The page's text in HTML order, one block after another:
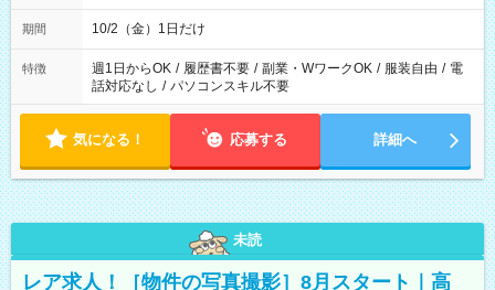
期間 10/2（金）1日だけ
特徴 週1日からOK / 履歴書不要 / 副業・WワークOK / 服装自由 / 電
話対応なし / パソコンスキル不要
気になる！ 応募する 詳細へ
未読
レア求人！［物件の写真撮影］8月スタート｜高